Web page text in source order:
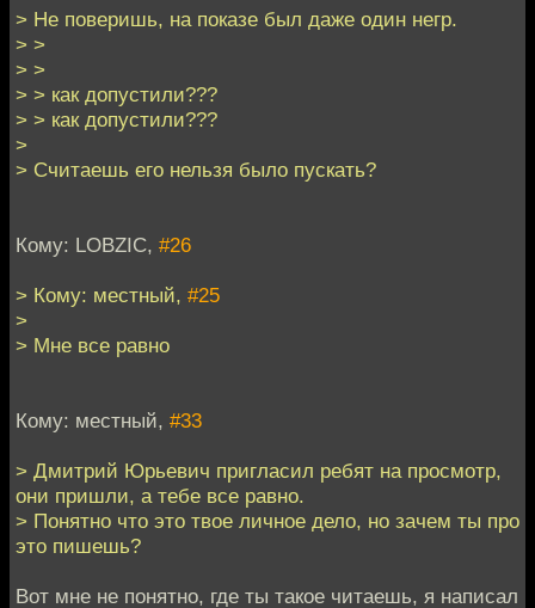
> Не поверишь, на показе был даже один негр.
> >
> >
> > как допустили???
> > как допустили???
>
> Считаешь его нельзя было пускать?
Кому: LOBZIC, #26
> Кому: местный, #25
>
> Мне все равно
Кому: местный, #33
> Дмитрий Юрьевич пригласил ребят на просмотр,
они пришли, а тебе все равно.
> Понятно что это твое личное дело, но зачем ты про
это пишешь?
Вот мне не понятно, где ты такое читаешь, я написал